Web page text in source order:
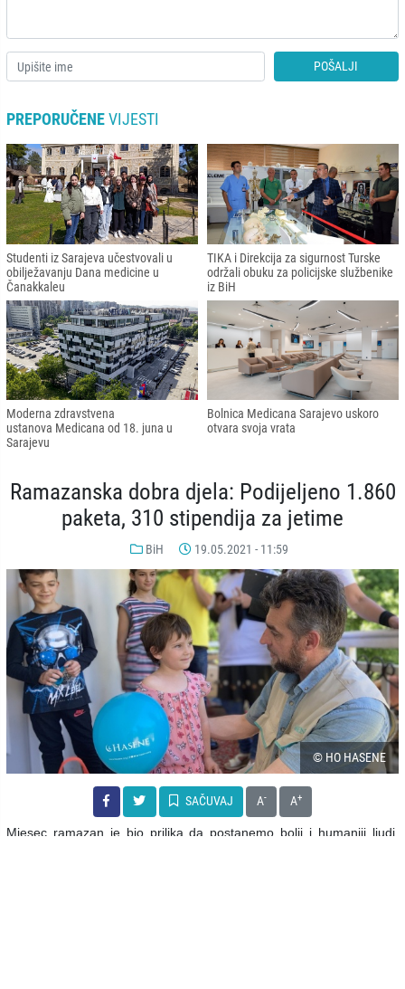
POŠALJI
PREPORUČENEVIJESTI
Studenti iz Sarajeva učestvovali u
obilježavanju Dana medicine u
Čanakkaleu
TIKA i Direkcija za sigurnost Turske
održali obuku za policijske službenike
iz BiH
Moderna zdravstvena
ustanova Medicana od 18. juna u
Sarajevu
Bolnica Medicana Sarajevo uskoro
otvara svoja vrata
Ramazanska dobra djela: Podijeljeno 1.860
paketa, 310 stipendija za jetime
BiH 19.05.2021 - 11:59
© HO HASENE
SAČUVAJ A- A+
Mjesec ramazan je bio prilika da postanemo bolji i humaniji ljudi,